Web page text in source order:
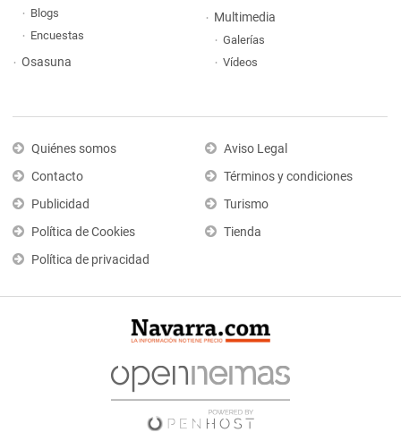
Blogs
Encuestas
Osasuna
Multimedia
Galerías
Vídeos
Quiénes somos
Contacto
Publicidad
Política de Cookies
Política de privacidad
Aviso Legal
Términos y condiciones
Turismo
Tienda